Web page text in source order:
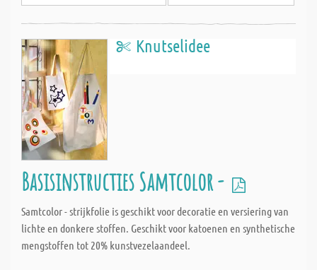
Knutselidee
Basisinstructies Samtcolor -
Samtcolor - strijkfolie is geschikt voor decoratie en versiering van
lichte en donkere stoffen. Geschikt voor katoenen en synthetische
mengstoffen tot 20% kunstvezelaandeel.